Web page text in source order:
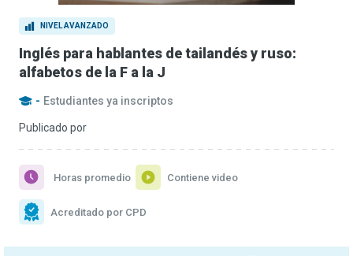
NIVEL AVANZADO
Inglés para hablantes de tailandés y ruso:
alfabetos de la F a la J
- Estudiantes ya inscriptos
Publicado por
Horas promedio Contiene video
Acreditado por CPD